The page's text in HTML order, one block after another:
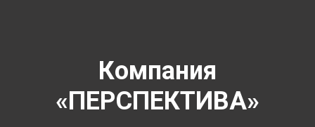
Компания
«ПЕРСПЕКТИВА»